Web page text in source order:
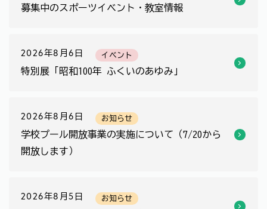
募集中のスポーツイベント・教室情報
2026年8月6日 イベント
特別展「昭和100年 ふくいのあゆみ」
2026年8月6日 お知らせ
学校プール開放事業の実施について（7/20から
開放します）
2026年8月5日 お知らせ